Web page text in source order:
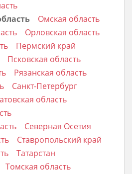
Омская область
Орловская область
Пермский край
Псковская область
Рязанская область
Санкт-Петербург
область
Северная Осетия
Ставропольский край
Татарстан
Томская область